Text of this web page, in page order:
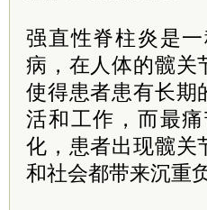
强直性脊柱炎是
病，在人体的髋关
使得患者患有长期
活和工作，而最
化，患者出现髋关
和社会都带来沉重